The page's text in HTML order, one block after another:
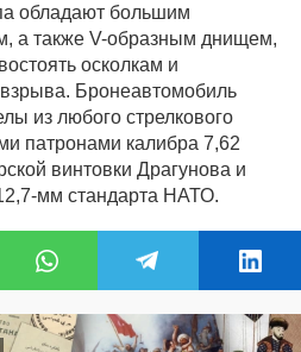
обладают большим
а также V-образным днищем,
осколкам и
Бронеавтомобиль
из любого стрелкового
патронами калибра 7,62
винтовки Драгунова и
мм стандарта НАТО.